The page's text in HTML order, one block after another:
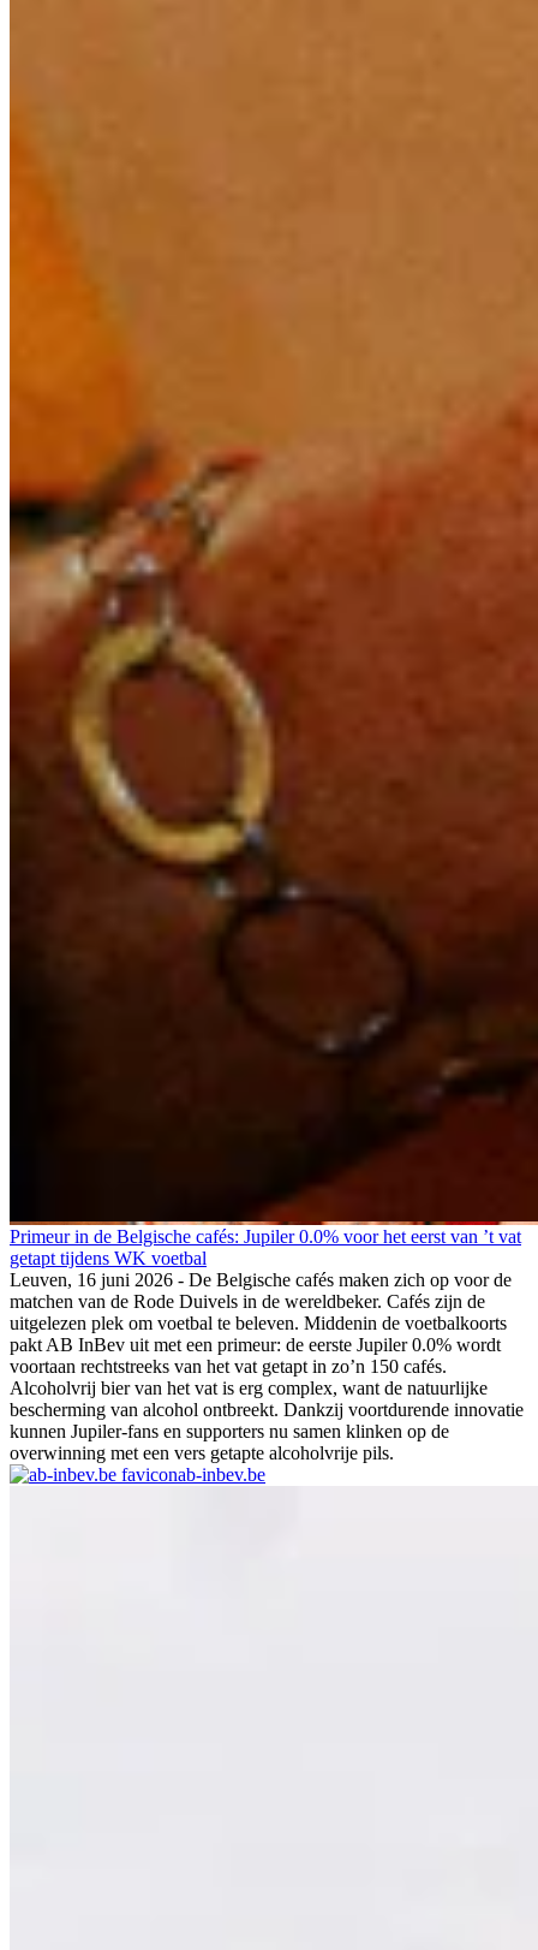
Primeur in de Belgische cafés: Jupiler 0.0% voor het eerst van ’t vat
getapt tijdens WK voetbal
Leuven, 16 juni 2026 - De Belgische cafés maken zich op voor de
matchen van de Rode Duivels in de wereldbeker. Cafés zijn de
uitgelezen plek om voetbal te beleven. Middenin de voetbalkoorts
pakt AB InBev uit met een primeur: de eerste Jupiler 0.0% wordt
voortaan rechtstreeks van het vat getapt in zo’n 150 cafés.
Alcoholvrij bier van het vat is erg complex, want de natuurlijke
bescherming van alcohol ontbreekt. Dankzij voortdurende innovatie
kunnen Jupiler-fans en supporters nu samen klinken op de
overwinning met een vers getapte alcoholvrije pils.
ab-inbev.be